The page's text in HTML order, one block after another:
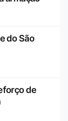
do São
de